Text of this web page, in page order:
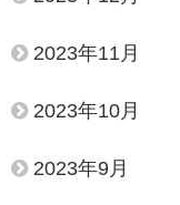
2023年11月
2023年10月
2023年9月